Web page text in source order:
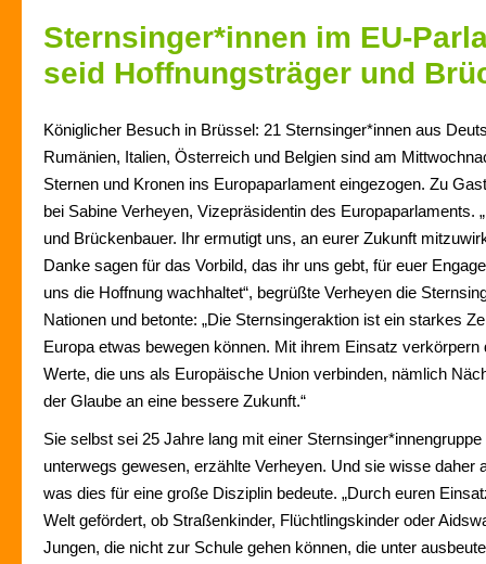
Sternsinger*innen im EU-
seid Hoffnungsträger und
Königlicher Besuch in Brüssel: 21 Sternsinger*innen aus
Rumänien, Italien, Österreich und Belgien sind am
Sternen und Kronen ins Europaparlament eingezogen. Zu
bei Sabine Verheyen, Vizepräsidentin des Europaparlaments.
und Brückenbauer. Ihr ermutigt uns, an eurer Zukunft
Danke sagen für das Vorbild, das ihr uns gebt, für euer
uns die Hoffnung wachhaltet“, begrüßte Verheyen die
Nationen und betonte: „Die Sternsingeraktion ist ein starkes
Europa etwas bewegen können. Mit ihrem Einsatz verkörpern
Werte, die uns als Europäische Union verbinden, nämlich
der Glaube an eine bessere Zukunft.“
Sie selbst sei 25 Jahre lang mit einer
unterwegs gewesen, erzählte Verheyen. Und sie wisse daher
was dies für eine große Disziplin bedeute. „Durch euren
Welt gefördert, ob Straßenkinder, Flüchtlingskinder oder
Jungen, die nicht zur Schule gehen können, die unter